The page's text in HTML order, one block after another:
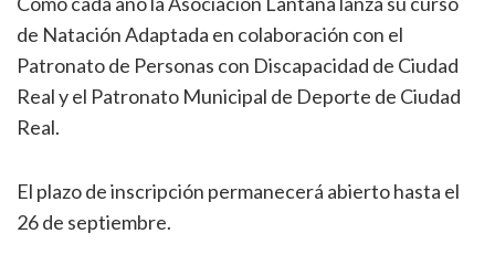
de Natación Adaptada en colaboración con el
Patronato de Personas con Discapacidad de Ciudad
Real y el Patronato Municipal de Deporte de Ciudad
Real.
El plazo de inscripción permanecerá abierto hasta el
26 de septiembre.